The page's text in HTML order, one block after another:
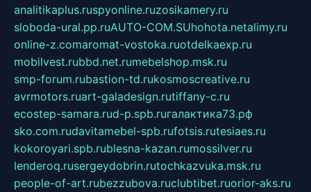
analitikaplus.ruspyonline.ruzosikamery.ru
sloboda-ural.pp.ruAUTO-COM.SUhohota.netalimy.ru
online-z.comaromat-vostoka.ruotdelkaexp.ru
mobilvest.rubbd.net.rumebelshop.msk.ru
smp-forum.rubastion-td.rukosmoscreative.ru
avrmotors.ruart-galadesign.rutiffany-c.ru
ecostep-samara.rud-p.spb.ruгалактика73.рф
sko.com.rudavitamebel-spb.rufotsis.rutesiaes.ru
kokoroyari.spb.rublesna-kazan.rumossilver.ru
lenderoq.rusergeydobrin.rutochkazvuka.msk.ru
people-of-art.rubezzubova.ruclubtibet.ruorior-aks.ru